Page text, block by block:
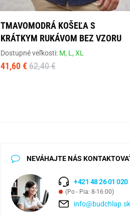
TMAVOMODRÁ KOŠEĽA S
KRÁTKYM RUKÁVOM BEZ VZORU
Dostupné veľkosti: M, L,XL
41,60 € 62,40 €
NEVÁHAJTE NÁS
+421 48 26 01 020
(Po - Pia: 8-16:00)
info@budchlap.sk